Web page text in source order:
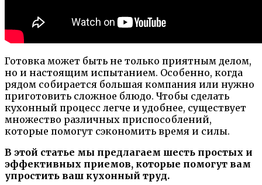
Готовка может быть не только приятным делом,
но и настоящим испытанием. Особенно, когда
рядом собирается большая компания или нужно
приготовить сложное блюдо. Чтобы сделать
кухонный процесс легче и удобнее, существует
множество различных приспособлений,
которые помогут сэкономить время и силы.
В этой статье мы предлагаем шесть простых и
эффективных приемов, которые помогут вам
упростить ваш кухонный труд.